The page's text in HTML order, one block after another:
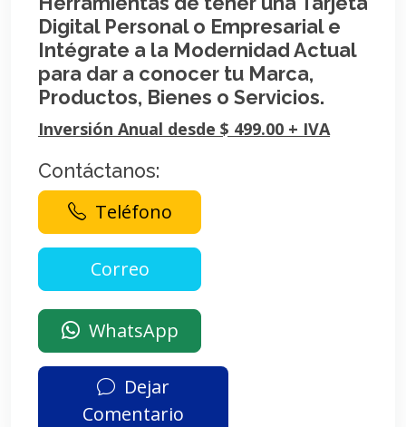
Digital Personal o Empresarial e
Intégrate a la Modernidad Actual
para dar a conocer tu Marca,
Productos, Bienes o Servicios.
Inversión Anual desde $ 499.00 + IVA
Contáctanos:
Teléfono
WhatsApp
Dejar
Comentario